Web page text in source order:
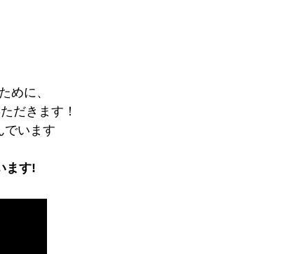
めに、
だきます！
でいます
ます!